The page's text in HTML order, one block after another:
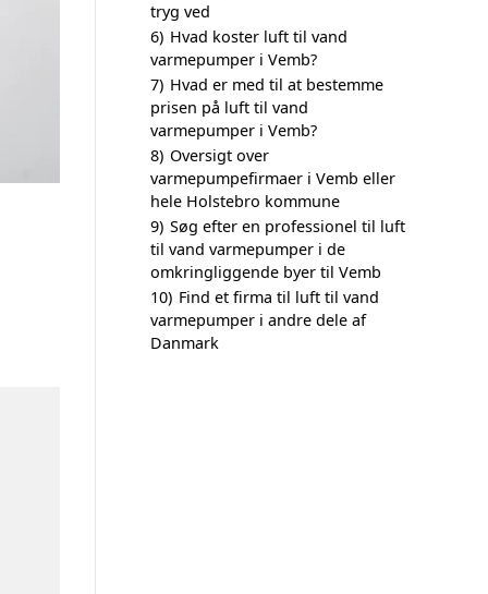
tryg ved
6) Hvad koster luft til vand
varmepumper i Vemb?
7) Hvad er med til at bestemme
prisen på luft til vand
varmepumper i Vemb?
8) Oversigt over
varmepumpefirmaer i Vemb eller
hele Holstebro kommune
9) Søg efter en professionel til luft
til vand varmepumper i de
omkringliggende byer til Vemb
10) Find et firma til luft til vand
varmepumper i andre dele af
Danmark